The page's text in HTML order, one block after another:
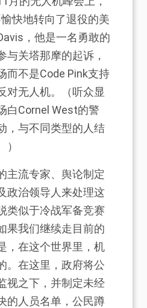
快地转向了退役的美
，他是一名勇敢的
与关塔那摩的起诉，
而不是Code Pink支持
对无人机。（听众显
白Cornel West的警
，与不同类型的人结
主流专家、舆论制定
政治领导人来处理这
类似于冷战军备竞赛
果我们继续走目前的
，在这个世界里，机
。在这里，政府将公
视之下，并制定未经
的人员名单，公民蹲